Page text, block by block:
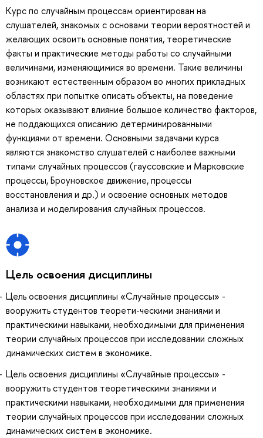
Курс по случайным процессам ориентирован на
слушателей, знакомых с основами теории вероятностей и
желающих освоить основные понятия, теоретические
факты и практические методы работы со случайными
величинами, изменяющимися во времени. Такие величины
возникают естественным образом во многих прикладных
областях при попытке описать объекты, на поведение
которых оказывают влияние большое количество факторов,
не поддающихся описанию детерминированными
функциями от времени. Основными задачами курса
являются знакомство слушателей с наиболее важными
типами случайных процессов (гауссовские и Марковские
процессы, Броуновское движение, процессы
восстановления и др.) и освоение основных методов
анализа и моделирования случайных процессов.
Цель освоения дисциплины
Цель освоения дисциплины «Случайные процессы» -
вооружить студентов теорети-ческими знаниями и
практическими навыками, необходимыми для применения
теории случайных процессов при исследовании сложных
динамических систем в экономике.
Цель освоения дисциплины «Случайные процессы» -
вооружить студентов теоретическими знаниями и
практическими навыками, необходимыми для применения
теории случайных процессов при исследовании сложных
динамических систем в экономике.